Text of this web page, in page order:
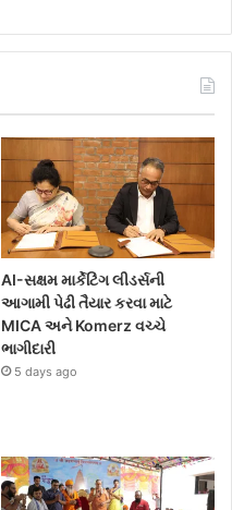
AI-સક્ષમ માર્કેટિંગ લીડર્સની
આગામી પેઢી તૈયાર કરવા માટે
MICA અને Komerz વચ્ચે
ભાગીદારી
5 days ago